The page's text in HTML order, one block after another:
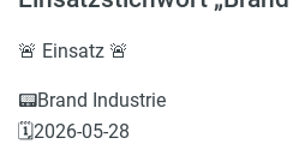
🚨 Einsatz 🚨
📟Brand Industrie
🗓️2026-05-28